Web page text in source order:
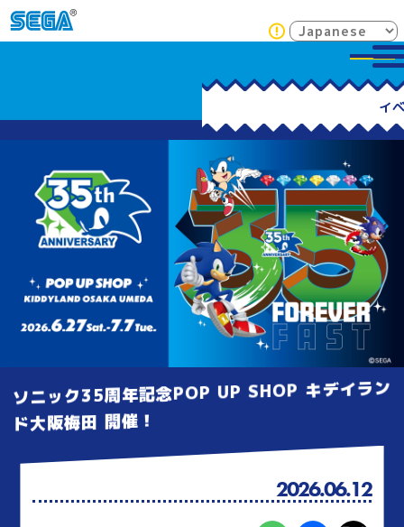
ソニック35周年記念POP UP SHOP キデイラン
ド大阪梅田 開催！
2026.06.12